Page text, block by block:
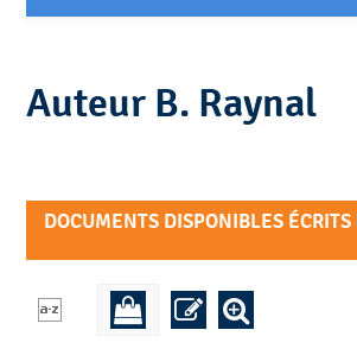
Auteur B. Raynal
DOCUMENTS DISPONIBLES